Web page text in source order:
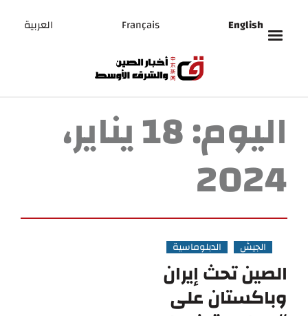
English
Français العربية
اليوم: 18 يناير،
2024
الجيش الدبلوماسية
الصين تحث إيران
وباكستان على